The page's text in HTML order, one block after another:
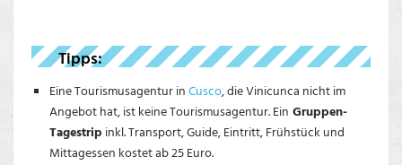
Tipps:
Eine Tourismusagentur inCusco, die Vinicunca nicht im
Angebot hat, ist keine Tourismusagentur. Ein Gruppen-
Tagestrip inkl. Transport, Guide, Eintritt, Frühstück und
Mittagessen kostet ab 25 Euro.